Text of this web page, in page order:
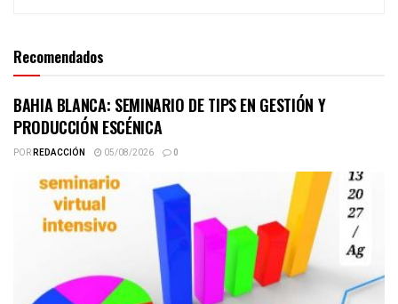
Recomendados
BAHIA BLANCA: SEMINARIO DE TIPS EN GESTIÓN Y
PRODUCCIÓN ESCÉNICA
PORREDACCIÓN 05/08/2026 0